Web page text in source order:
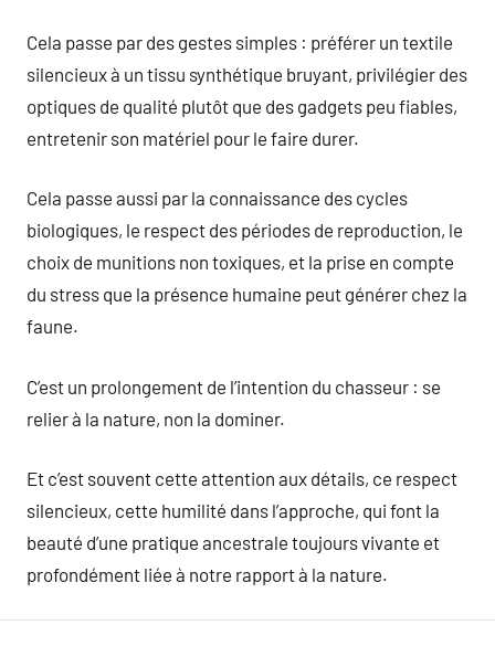
Cela passe par des gestes simples : préférer un textile
silencieux à un tissu synthétique bruyant, privilégier des
optiques de qualité plutôt que des gadgets peu fiables,
entretenir son matériel pour le faire durer.
Cela passe aussi par la connaissance des cycles
biologiques, le respect des périodes de reproduction, le
choix de munitions non toxiques, et la prise en compte
du stress que la présence humaine peut générer chez la
faune.
C’est un prolongement de l’intention du chasseur : se
relier à la nature, non la dominer.
Et c’est souvent cette attention aux détails, ce respect
silencieux, cette humilité dans l’approche, qui font la
beauté d’une pratique ancestrale toujours vivante et
profondément liée à notre rapport à la nature.